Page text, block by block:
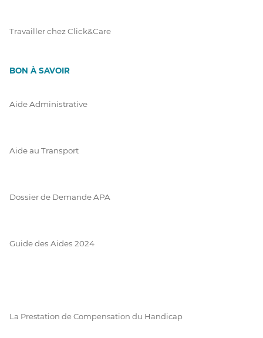
Travailler chez Click&Care
BON À SAVOIR
Aide Administrative
Aide au Transport
Dossier de Demande APA
Guide des Aides 2024
La Prestation de Compensation du Handicap